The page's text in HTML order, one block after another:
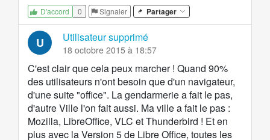
D'accord 0 Signaler Partager
U Utilisateur supprimé
18 octobre 2015 à 18:57
C'est clair que cela peux marcher ! Quand 90%
des utilisateurs n'ont besoin que d'un navigateur,
d'une suite "office". La gendarmerie a fait le pas,
d'autre Ville l'on fait aussi. Ma ville a fait le pas :
Mozilla, LibreOffice, VLC et Thunderbird ! Et en
plus avec la Version 5 de Libre Office, toutes les